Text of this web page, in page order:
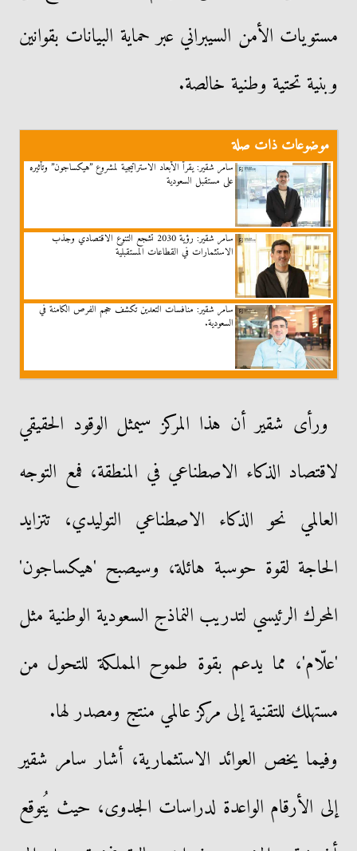
مستويات الأمن السيبراني عبر حماية البيانات بقوانين
وبنية تحتية وطنية خالصة.
موضوعات ذات صلة
سامر شقير: يقرأ الأبعاد الاستراتيجية لمشروع ”هيكساجون” وتأثيره
على مستقبل السعودية
سامر شقير: رؤية 2030 تشجع التنوع الاقتصادي وجذب
الاستثمارات في القطاعات المستقبلية
سامر شقير: منافسات التعدين تكشف حجم الفرص الكامنة في
السعودية.
ورأى شقير أن هذا المركز سيمثل الوقود الحقيقي
لاقتصاد الذكاء الاصطناعي في المنطقة، فمع التوجه
العالمي نحو الذكاء الاصطناعي التوليدي، تتزايد
الحاجة لقوة حوسبة هائلة، وسيصبح 'هيكساجون'
المحرك الرئيسي لتدريب النماذج السعودية الوطنية مثل
'علّام'، مما يدعم بقوة طموح المملكة للتحول من
مستهلك للتقنية إلى مركز عالمي منتج ومصدر لها.
وفيما يخص العوائد الاستثمارية، أشار سامر شقير
إلى الأرقام الواعدة لدراسات الجدوى، حيث يُتوقع